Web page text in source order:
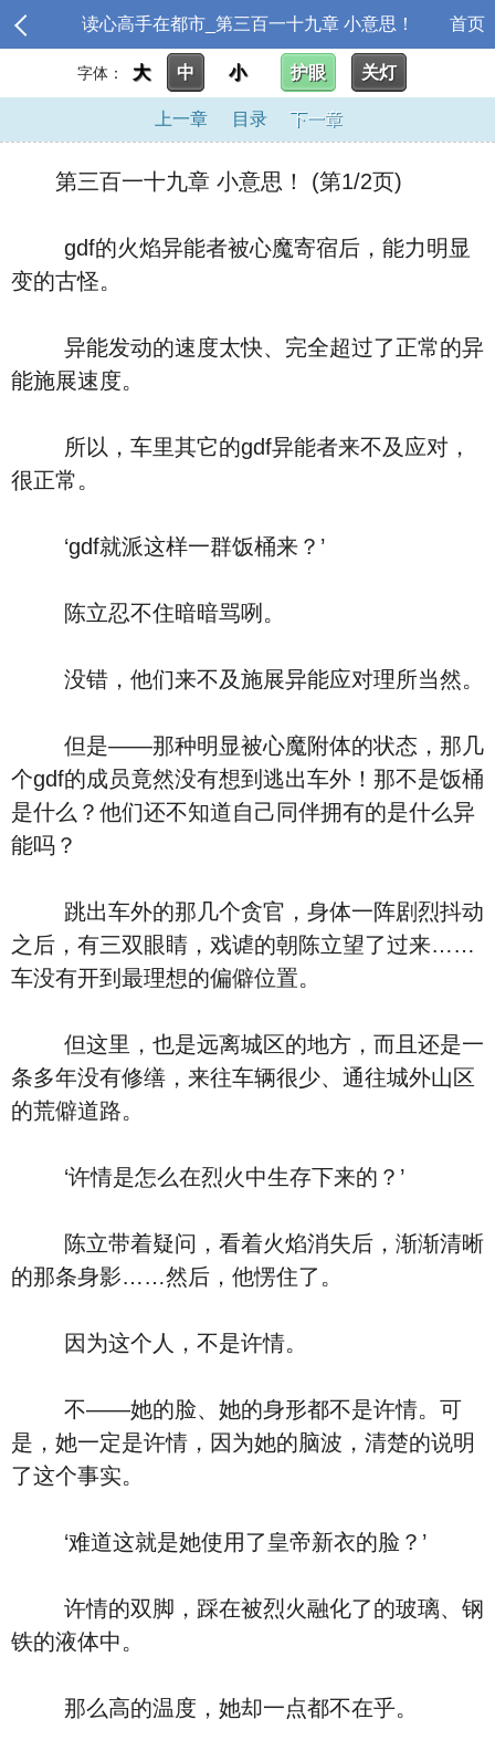
读心高手在都市_第三百一十九章 小意思！ 首页
字体： 大 中 小 护眼 关灯
上一章 目录 下一章
第三百一十九章 小意思！ (第1/2页)
gdf的火焰异能者被心魔寄宿后，能力明显
变的古怪。
异能发动的速度太快、完全超过了正常的异
能施展速度。
所以，车里其它的gdf异能者来不及应对，
很正常。
‘gdf就派这样一群饭桶来？’
陈立忍不住暗暗骂咧。
没错，他们来不及施展异能应对理所当然。
但是――那种明显被心魔附体的状态，那几
个gdf的成员竟然没有想到逃出车外！那不是饭桶
是什么？他们还不知道自己同伴拥有的是什么异
能吗？
跳出车外的那几个贪官，身体一阵剧烈抖动
之后，有三双眼睛，戏谑的朝陈立望了过来……
车没有开到最理想的偏僻位置。
但这里，也是远离城区的地方，而且还是一
条多年没有修缮，来往车辆很少、通往城外山区
的荒僻道路。
‘许情是怎么在烈火中生存下来的？’
陈立带着疑问，看着火焰消失后，渐渐清晰
的那条身影……然后，他愣住了。
因为这个人，不是许情。
不――她的脸、她的身形都不是许情。可
是，她一定是许情，因为她的脑波，清楚的说明
了这个事实。
‘难道这就是她使用了皇帝新衣的脸？’
许情的双脚，踩在被烈火融化了的玻璃、钢
铁的液体中。
那么高的温度，她却一点都不在乎。